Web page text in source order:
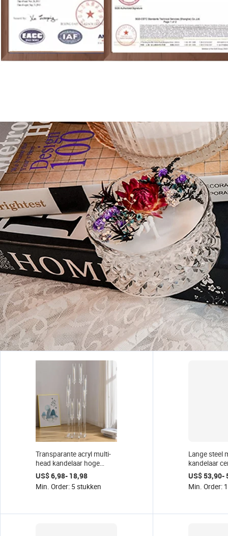
Transparante acryl multi-
head kandelaar hoge
tafeldecoratie kandelaars
bruiloft kaarsenhouder
voor restaurant
US$ 6,98- 18,98
Min. Order: 5 stukken
Lange steel
kandelaar
kristal lage
aanbieding
bruiloft
US$ 53,90-
Min. Order: